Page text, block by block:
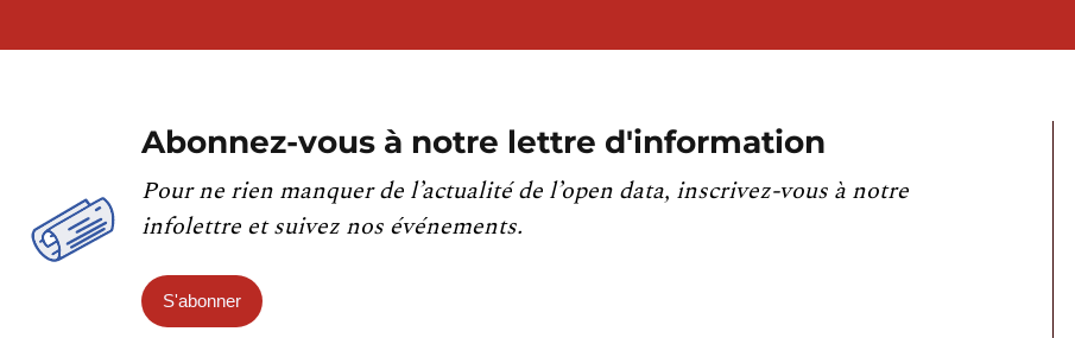
Abonnez-vous à notre lettre d'information
Pour ne rien manquer de l’actualité de l’open data, inscrivez-vous à notre
infolettre et suivez nos événements.
S'abonner